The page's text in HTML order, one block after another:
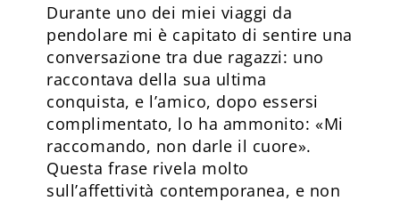
Durante uno dei miei viaggi da
pendolare mi è capitato di sentire una
conversazione tra due ragazzi: uno
raccontava della sua ultima
conquista, e l’amico, dopo essersi
complimentato, lo ha ammonito: «Mi
raccomando, non darle il cuore».
Questa frase rivela molto
sull’affettività contemporanea, e non